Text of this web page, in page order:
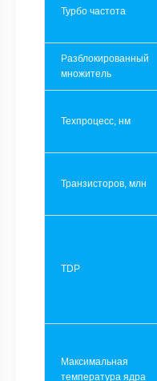
Турбо частота
Разблокированный
множитель
Техпроцесс, нм
Транзисторов, млн
TDP
Максимальная
температура ядра